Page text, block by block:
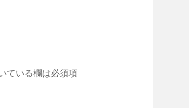
ている欄は必須項